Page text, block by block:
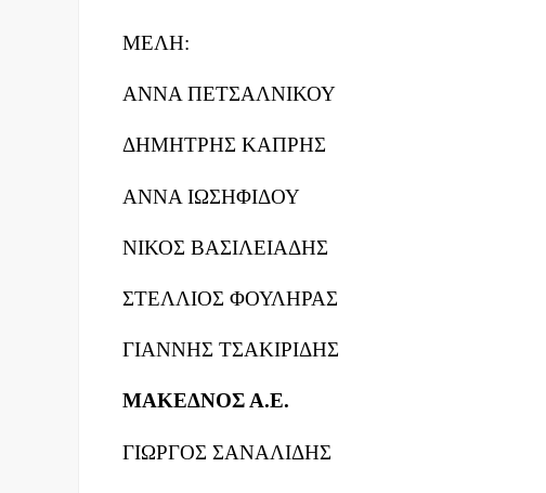
ΜΕΛΗ:
ΑΝΝΑ ΠΕΤΣΑΛΝΙΚΟΥ
ΔΗΜΗΤΡΗΣ ΚΑΠΡΗΣ
ΑΝΝΑ ΙΩΣΗΦΙΔΟΥ
ΝΙΚΟΣ ΒΑΣΙΛΕΙΑΔΗΣ
ΣΤΕΛΛΙΟΣ ΦΟΥΛΗΡΑΣ
ΓΙΑΝΝΗΣ ΤΣΑΚΙΡΙΔΗΣ
ΜΑΚΕΔΝΟΣ Α.Ε.
ΓΙΩΡΓΟΣ ΣΑΝΑΛΙΔΗΣ